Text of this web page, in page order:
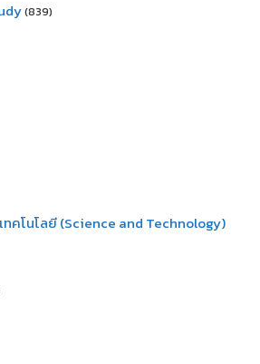
(839)
คโนโลยี (Science and Technology)